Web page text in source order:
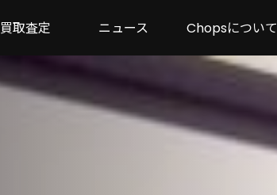
買取査定 ニュース Chopsについて